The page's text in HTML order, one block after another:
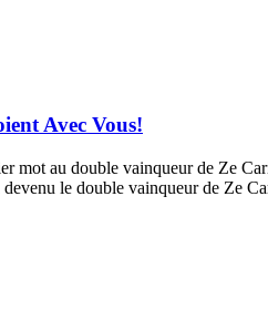
Avec Vous!
au double vainqueur de Ze
devenu le double vainqueur de Ze